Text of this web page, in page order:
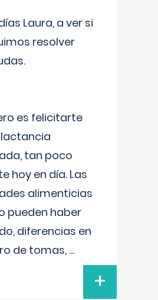
Laura, a ver si
resolver
es felicitarte
tan poco
hoy en día. Las
alimenticias
pueden haber
diferencias en
de tomas,...
+